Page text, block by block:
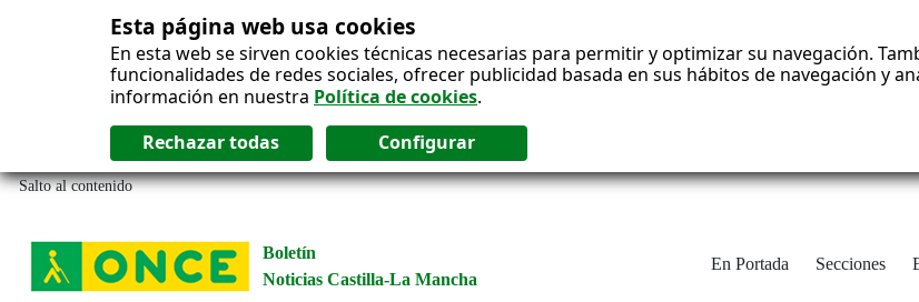
Esta página web usa cookies
En esta web se sirven cookies técnicas necesarias para permitir y optimizar su navegación.
funcionalidades de redes sociales, ofrecer publicidad basada en sus hábitos de navegación y
información en nuestra Política de cookies.
Salto al contenido
Boletín
Noticias Castilla-La Mancha
En Portada Secciones